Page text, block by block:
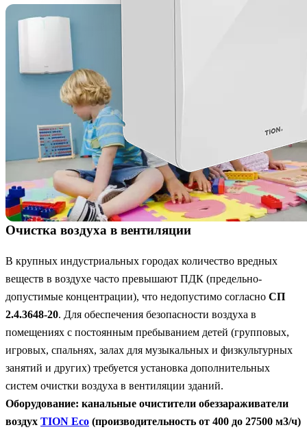
Очистка воздуха в вентиляции
В крупных индустриальных городах количество вредных
веществ в воздухе часто превышают ПДК (предельно-
допустимые концентрации), что недопустимо согласно СП
2.4.3648-20. Для обеспечения безопасности воздуха в
помещениях с постоянным пребыванием детей (групповых,
игровых, спальнях, залах для музыкальных и физкультурных
занятий и других) требуется установка дополнительных
систем очистки воздуха в вентиляции зданий.
Оборудование: канальные очистители обеззараживатели
воздух TION Eco (производительность от 400 до 27500 м3/ч)